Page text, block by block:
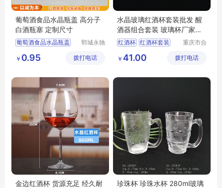
葡萄酒食品水晶瓶盖 高分子
白酒瓶塞 定制尺寸
葡萄酒食品水晶瓶盖
郓城永驰
公司
￥ 0.95 拨打电话
水晶玻璃红酒杯套装批发 醒
酒器组合套装 玻璃杯厂家直
供
红酒杯 红酒杯套装
重庆市合
玻璃制品
￥ 41.00 拨打电话
金边红酒杯 货源充足 经久耐
珍珠杯 珍珠水杯 280ml玻璃